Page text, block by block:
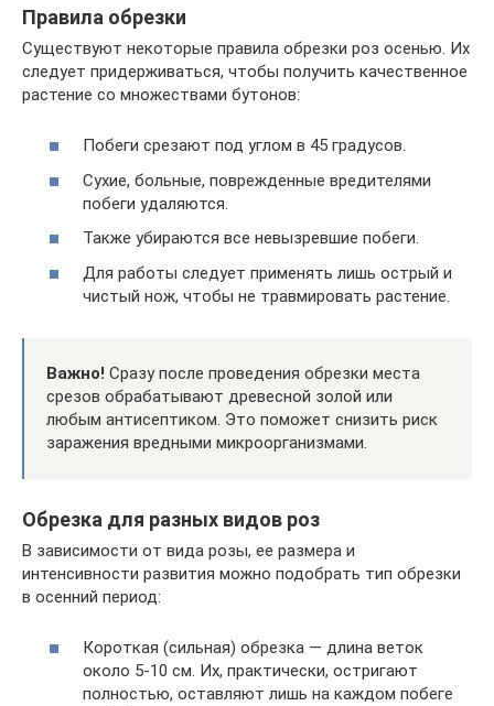
Правила обрезки
Существуют некоторые правила обрезки роз осенью. Их
следует придерживаться, чтобы получить качественное
растение со множествами бутонов:
Побеги срезают под углом в 45 градусов.
Сухие, больные, поврежденные вредителями
побеги удаляются.
Также убираются все невызревшие побеги.
Для работы следует применять лишь острый и
чистый нож, чтобы не травмировать растение.
Важно! Сразу после проведения обрезки места
срезов обрабатывают древесной золой или
любым антисептиком. Это поможет снизить риск
заражения вредными микроорганизмами.
Обрезка для разных видов роз
В зависимости от вида розы, ее размера и
интенсивности развития можно подобрать тип обрезки
в осенний период:
Короткая (сильная) обрезка — длина веток
около 5-10 см. Их, практически, остригают
полностью, оставляют лишь на каждом побеге